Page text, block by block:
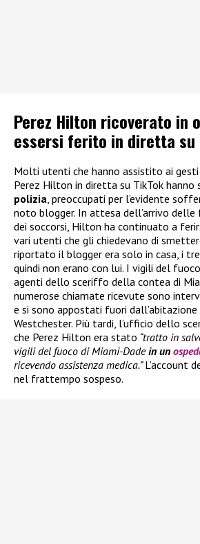
Perez Hilton ricoverato in
essersi ferito in diretta su
Molti utenti che hanno assistito ai
Perez Hilton in diretta su TikTok hanno
polizia , preoccupati per l’evidente
noto blogger. In attesa dell’arrivo delle
dei soccorsi, Hilton ha continuato a
vari utenti che gli chiedevano di
riportato il blogger era solo in casa, i
quindi non erano con lui. I vigili del
agenti dello sceriffo della contea di
numerose chiamate ricevute sono
e si sono appostati fuori
Westchester. Più tardi, l’ufficio dello
che Perez Hilton era stato “tratto in
vigili del fuoco di Miami-Dadein un
ricevendo assistenza medica.”L’account
nel frattempo sospeso.